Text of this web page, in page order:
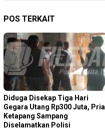
POS TERKAIT
Diduga Disekap Tiga Hari
Gegara Utang Rp300 Juta, Pria
Ketapang Sampang
Diselamatkan Polisi